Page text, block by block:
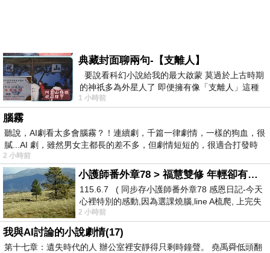
典藏封面聊兩句-【支離人】
要說看科幻小說給我的最大啟蒙 莫過於上古時期
的神祇多為外星人了 即便擁有像「支離人」這種
驚世駭俗的神通法門 也未必讀
1 小時前
腦霧
聽說，AI劇看太多會腦霧？！連續劇，千篇一律劇情，一樣的狗血，很
膩...AI 劇，雖然男女主都長的差不多，但劇情短短的，很適合打發時
2 小時前
小護師番外章78 > 福慧雙修 年輕卻有個老靈魂 ㄑ金剛經〉podcast
115.6.7 ( 同步存小護師番外章78 感恩日記-今天
心裡特別的感動,因為選課燒腦,line A梳爬, 上完失
智課的她,特來傾
2 小時前
我與AI討論的小說劇情(17)
第十七章：遺失時代的人 辦公室裡安靜得只剩時鐘聲。 堯禹舜低頭翻